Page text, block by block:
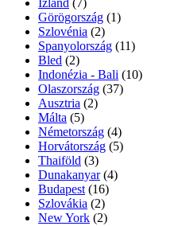
Izland (7)
Görögország (1)
Szlovénia (2)
Spanyolország (11)
Bled (2)
Indonézia - Bali (10)
Olaszország (37)
Ausztria (2)
Málta (5)
Németország (4)
Horvátország (5)
Thaiföld (3)
Dunakanyar (4)
Budapest (16)
Szlovákia (2)
New York (2)